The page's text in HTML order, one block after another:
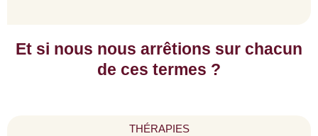
Et si nous nous arrêtions sur chacun
de ces termes ?
THÉRAPIES